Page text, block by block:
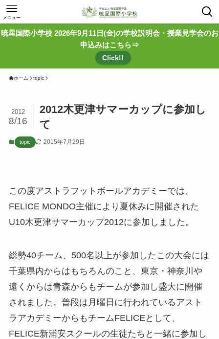
メニュー
暁星国際小学校 2026年9月11日(金)の学校説明会・授業見学会のお
申込みはこちら⇒
Click!!
ホーム topic
2012木更津サマーカップに参加し
て
2012
8/16
topic 2015年7月29日
この度アストラフットボールアカデミーでは、
FELICE MONDO主催により夏休みに開催された
U10木更津サマーカップ2012に参加しました。
総勢40チーム、500名以上が参加したこの大会には
千葉県内からはもちろんのこと、東京・神奈川や
遠くからは青森からもチームが参加し盛大に開催
されました。普段は月曜日に行われているアスト
ラアカデミーからもチームFELICEとして、
FELICE新浦安スクールの生徒たちと一緒に参加し